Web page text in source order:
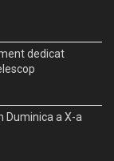
dedicat
Duminica a X-a